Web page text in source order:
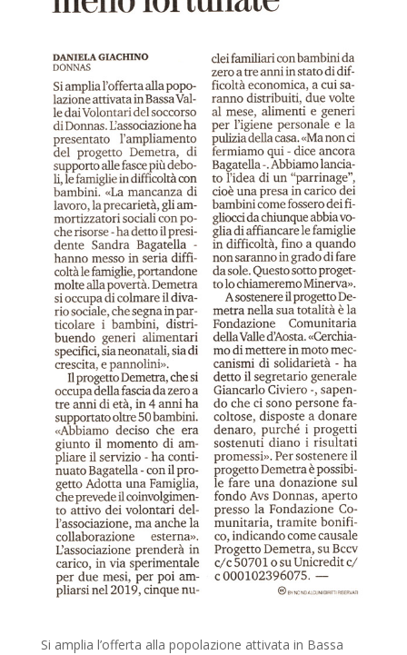
Si amplia l’offerta alla popo­lazione attivata in Bassa